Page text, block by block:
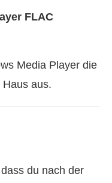
FLAC
Media Player die
aus.
du nach der